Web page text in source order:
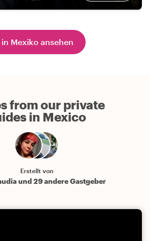
Mexiko ansehen
from our private
in Mexico
Erstellt von
und 29 andere Gastgeber